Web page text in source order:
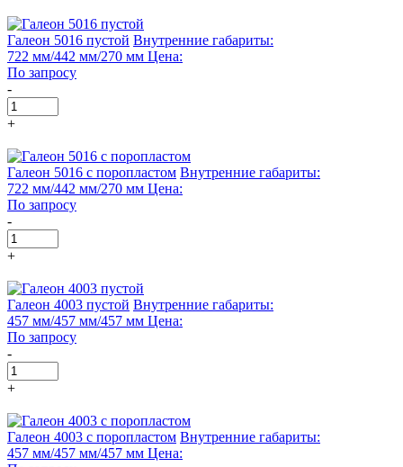
Галеон 5016 пустой Внутренние габариты:
722 мм/442 мм/270 мм Цена:
По запросу
-
+
Галеон 5016 с поропластом Внутренние габариты:
722 мм/442 мм/270 мм Цена:
По запросу
-
+
Галеон 4003 пустой Внутренние габариты:
457 мм/457 мм/457 мм Цена:
По запросу
-
+
Галеон 4003 с поропластом Внутренние габариты:
457 мм/457 мм/457 мм Цена: